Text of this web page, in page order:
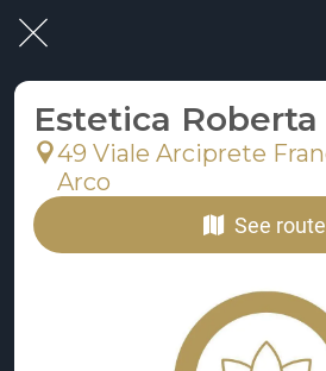
Estetica Roberta
49 Viale Arciprete
Arco
See route